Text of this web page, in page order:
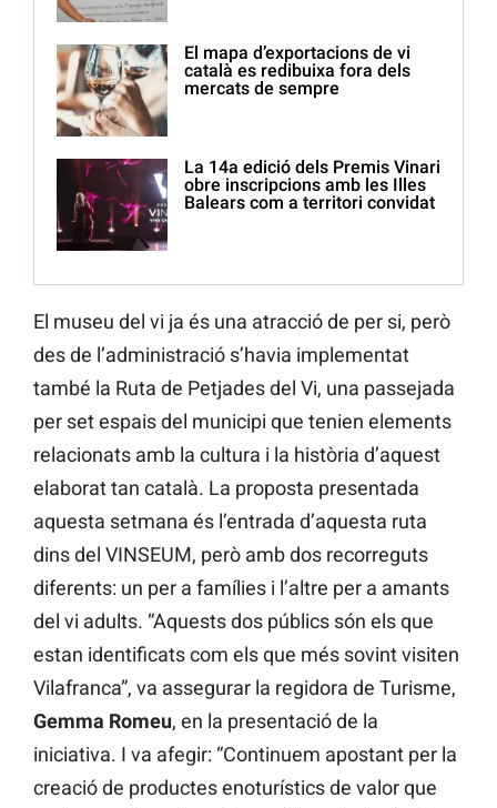
El mapa d’exportacions de vi
català es redibuixa fora dels
mercats de sempre
La 14a edició dels Premis Vinari
obre inscripcions amb les Illes
Balears com a territori convidat
El museu del vi ja és una atracció de per si, però
des de l’administració s’havia implementat
també la Ruta de Petjades del Vi, una passejada
per set espais del municipi que tenien elements
relacionats amb la cultura i la història d’aquest
elaborat tan català. La proposta presentada
aquesta setmana és l’entrada d’aquesta ruta
dins del VINSEUM, però amb dos recorreguts
diferents: un per a famílies i l’altre per a amants
del vi adults. “Aquests dos públics són els que
estan identificats com els que més sovint visiten
Vilafranca”, va assegurar la regidora de Turisme,
Gemma Romeu, en la presentació de la
iniciativa. I va afegir: “Continuem apostant per la
creació de productes enoturístics de valor que